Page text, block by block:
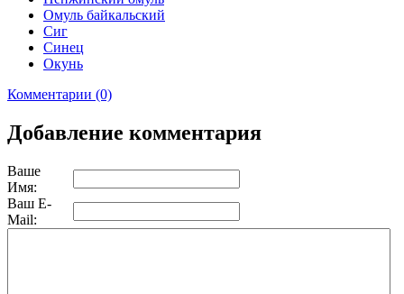
Омуль байкальский
Сиг
Синец
Окунь
Комментарии (0)
Добавление комментария
Ваше
Имя:
Ваш E-
Mail: